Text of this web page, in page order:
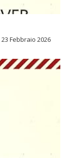
23 Febbraio 2026